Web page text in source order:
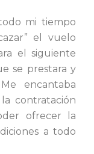
mi tiempo
el vuelo
el siguiente
se prestara y
encantaba
contratación
ofrecer la
a todo